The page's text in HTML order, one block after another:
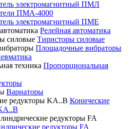
электромагнитный ПМЛ
ПМА-4000
электромагнитный ПМЕ
Релейная автоматика
Тиристоры силовые
Площадочные вибраторы
Пропорциональная
Вариаторы
Конические
редукторы FA